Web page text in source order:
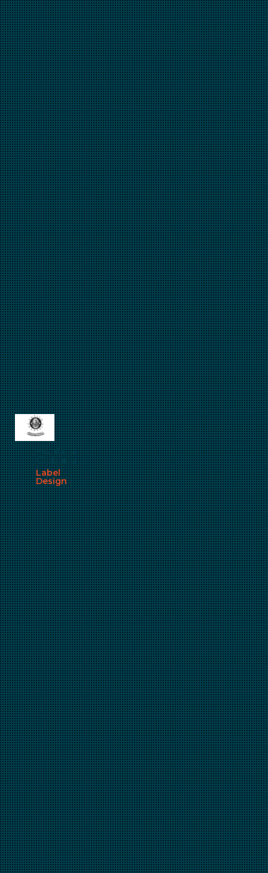
Frantoio
Ciabarra
Label
Design